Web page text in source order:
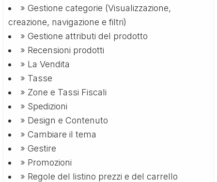
» Gestione categorie (Visualizzazione,
creazione, navigazione e filtri)
» Gestione attributi del prodotto
» Recensioni prodotti
» La Vendita
» Tasse
» Zone e Tassi Fiscali
» Spedizioni
» Design e Contenuto
» Cambiare il tema
» Gestire
» Promozioni
» Regole del listino prezzi e del carrello